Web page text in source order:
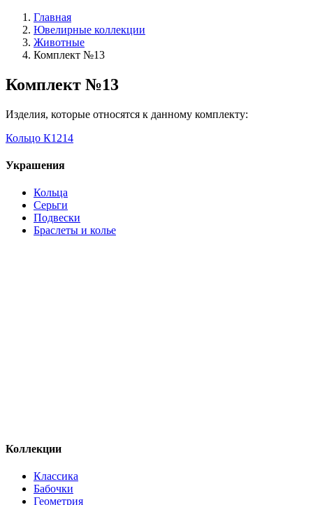
Главная
Ювелирные коллекции
Животные
Комплект №13
Комплект №13
Изделия, которые относятся к данному комплекту:
Кольцо К1214
Украшения
Кольца
Серьги
Подвески
Браслеты и колье
Коллекции
Классика
Бабочки
Геометрия